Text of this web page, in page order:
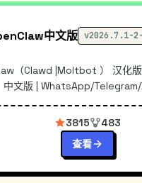
中文版 v2026.7.1-
（Clawd |Moltbot ） 汉化
中文版 | WhatsApp/
3815
483
查看